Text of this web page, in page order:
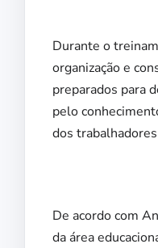
Durante o
organização e
preparados para
pelo
dos
De acordo com
da área